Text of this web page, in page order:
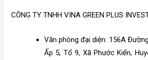
CÔNG TY TNHH VINA GREEN PLUS
Văn phòng đại diện: 156A
Ấp 5, Tổ 9, Xã Phước Kiển,